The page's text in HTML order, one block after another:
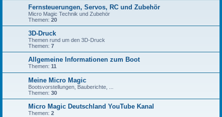
Fernsteuerungen, Servos, RC und Zubehör
Micro Magic Technik und Zubehör
Themen: 20
3D-Druck
Themen rund um den 3D-Druck
Themen: 7
Allgemeine Informationen zum Boot
Themen: 11
Meine Micro Magic
Bootsvorstellungen, Bauberichte, ...
Themen: 30
Micro Magic Deutschland YouTube Kanal
Themen: 2